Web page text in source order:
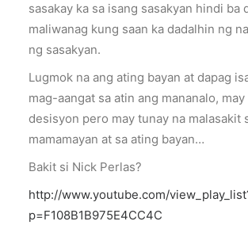
sasakay ka sa isang sasakyan hindi ba
maliwanag kung saan ka dadalhin ng
ng sasakyan.
Lugmok na ang ating bayan at dapag
mag-aangat sa atin ang mananalo,
desisyon pero may tunay na malasakit
mamamayan at sa ating bayan…
Bakit si Nick Perlas?
http://www.youtube.com/
p=F108B1B975E4CC4C